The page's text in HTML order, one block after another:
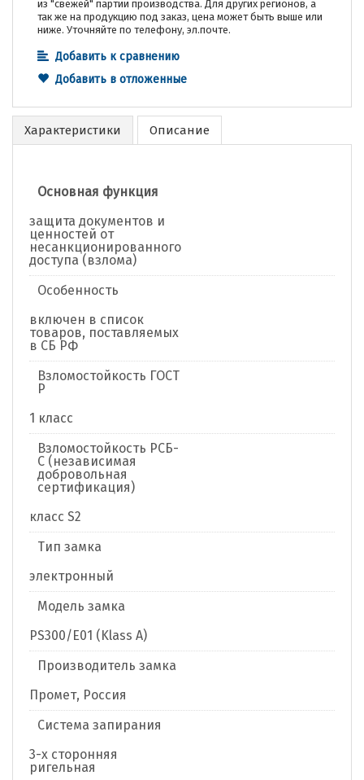
из "свежей" партии производства. Для других регионов, а
так же на продукцию под заказ, цена может быть выше или
ниже. Уточняйте по телефону, эл.почте.
Добавить к сравнению
Добавить в отложенные
Характеристики Описание
Основная функция
защита документов и
ценностей от
несанкционированного
доступа (взлома)
Особенность
включен в список
товаров, поставляемых
в СБ РФ
Взломостойкость ГОСТ
Р
1 класс
Взломостойкость РСБ-
С (независимая
добровольная
сертификация)
класс S2
Тип замка
электронный
Модель замка
PS300/E01 (Klass A)
Производитель замка
Промет, Россия
Система запирания
3-х сторонняя
ригельная